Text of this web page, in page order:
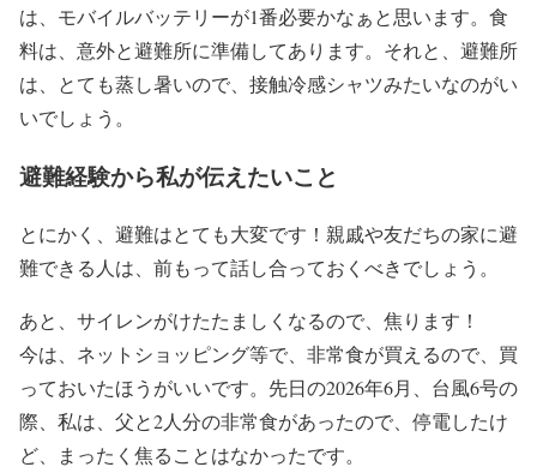
は、モバイルバッテリーが1番必要かなぁと思います。食
料は、意外と避難所に準備してあります。それと、避難所
は、とても蒸し暑いので、接触冷感シャツみたいなのがい
いでしょう。
避難経験から私が伝えたいこと
とにかく、避難はとても大変です！親戚や友だちの家に避
難できる人は、前もって話し合っておくべきでしょう。
あと、サイレンがけたたましくなるので、焦ります！
今は、ネットショッピング等で、非常食が買えるので、買
っておいたほうがいいです。先日の2026年6月、台風6号の
際、私は、父と2人分の非常食があったので、停電したけ
ど、まったく焦ることはなかったです。